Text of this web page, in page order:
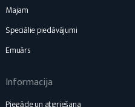
Majam
Speciālie piedāvājumi
Emuārs
Informacija